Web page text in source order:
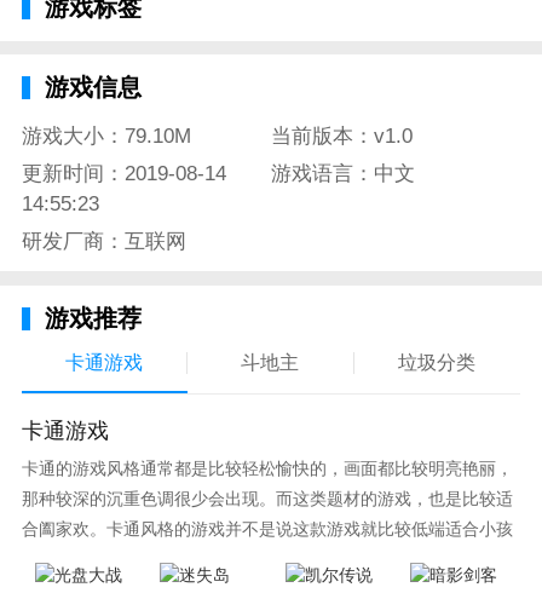
1、秀出自己的漂移技术，经过不断的变化和运动后，
2、多种驾驶模式，大量曲线轨道，极具挑战性的跑步
方式，丰富的手指赛车乐趣体验!
3、无论赛道有多么困难，都可以成功地完成漂移操
疯狂全民漂移手游测评
1、体验全新赛车方法的极速漂移
2、绕组悬架轨道继续向前漂移
3、独特的漂移模式，感受刺激赛车
4、收集各种酷炫赛车，成为最强漂移赛车手
游戏标签
游戏信息
游戏大小：79.10M
当前版本：v1.0
更新时间：2019-08-14
14:55:23
游戏语言：中文
研发厂商：互联网
游戏推荐
卡通游戏 斗地主 垃圾分类
卡通游戏
卡通的游戏风格通常都是比较轻松愉快的，画面都比较明亮艳丽，
那种较深的沉重色调很少会出现。而这类题材的游戏，也是比较适
合阖家欢。卡通风格的游戏并不是说这款游戏就比较低端适合小孩
子玩，因为很多游戏厂商会故意把游戏中添加进入卡通元素，这也
可以说是一种勾起大家兴趣的手段！身边有好友能够在一起游戏的